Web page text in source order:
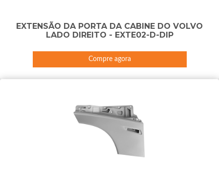
EXTENSÃO DA PORTA DA CABINE DO VOLVO
LADO DIREITO - EXTE02-D-DIP
Compre agora